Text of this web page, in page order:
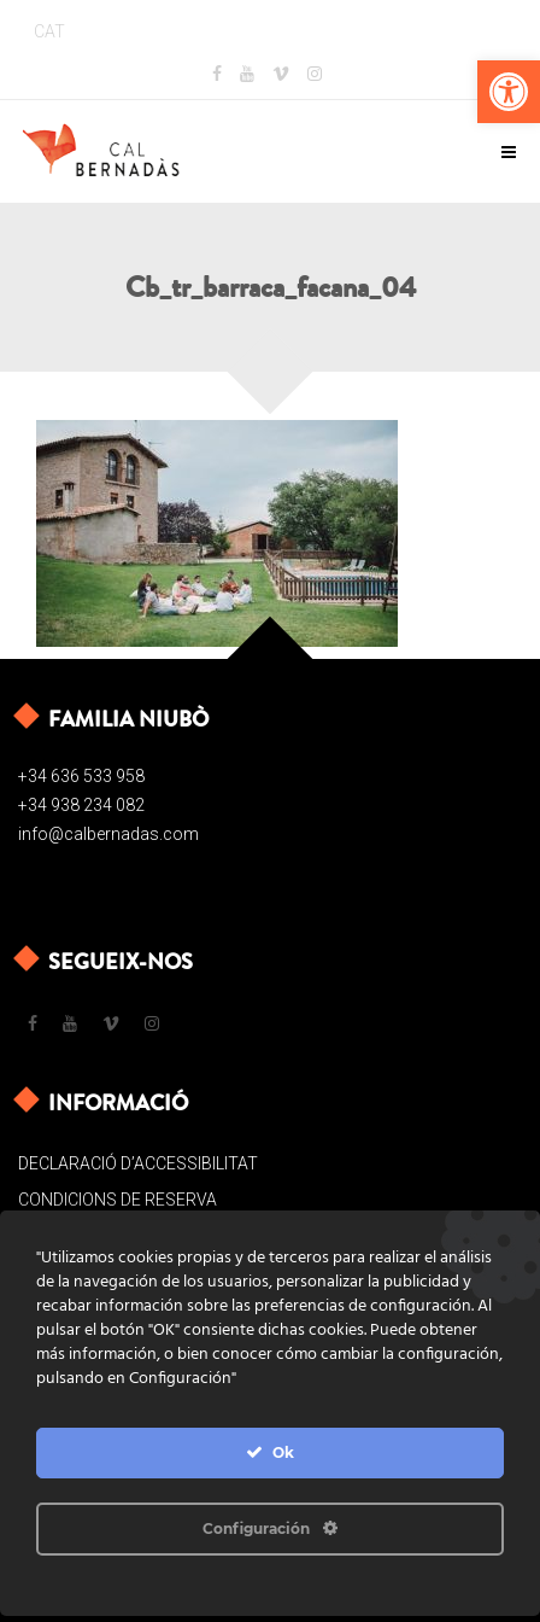
CAT
Cb_tr_barraca_facana_04
FAMILIA NIUBÒ
+34 636 533 958
+34 938 234 082
info@calbernadas.com
SEGUEIX-NOS
INFORMACIÓ
DECLARACIÓ D’ACCESSIBILITAT
CONDICIONS DE RESERVA
POLÍTICA DE COOKIES
CONTACTE
PROGRAMACIÓ INFOACTIVA'T
"Utilizamos cookies propias y de terceros para realizar el análisis
de la navegación de los usuarios, personalizar la publicidad y
recabar información sobre las preferencias de configuración. Al
pulsar el botón "OK" consiente dichas cookies. Puede obtener
más información, o bien conocer cómo cambiar la configuración,
pulsando en Configuración"
Ok
Configuración